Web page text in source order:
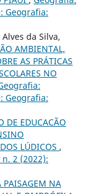
Geografia:
da Silva,
AMBIENTAL,
AS PRÁTICAS
NO
Geografia:
DE EDUCACÃO
LÚDICOS ,
2 (2022):
PAISAGEM NA